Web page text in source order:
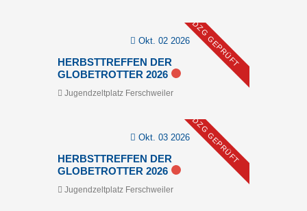
Okt. 02 2026DZG GEPRÜFT
HERBSTTREFFEN DER
GLOBETROTTER 2026
Jugendzeltplatz Ferschweiler
Okt. 03 2026DZG GEPRÜFT
HERBSTTREFFEN DER
GLOBETROTTER 2026
Jugendzeltplatz Ferschweiler